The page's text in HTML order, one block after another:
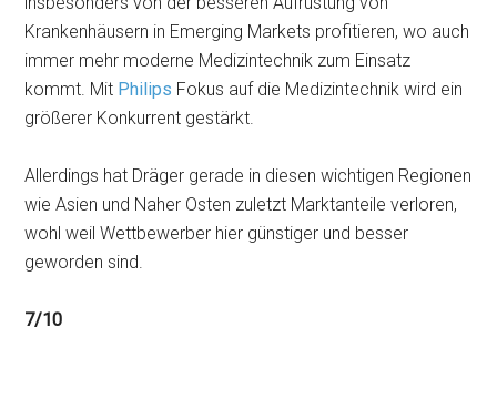
Krankenhäusern in Emerging Markets profitieren, wo auch
immer mehr moderne Medizintechnik zum Einsatz
kommt. Mit Philips Fokus auf die Medizintechnik wird ein
größerer Konkurrent gestärkt.
Allerdings hat Dräger gerade in diesen wichtigen Regionen
wie Asien und Naher Osten zuletzt Marktanteile verloren,
wohl weil Wettbewerber hier günstiger und besser
geworden sind.
7/10